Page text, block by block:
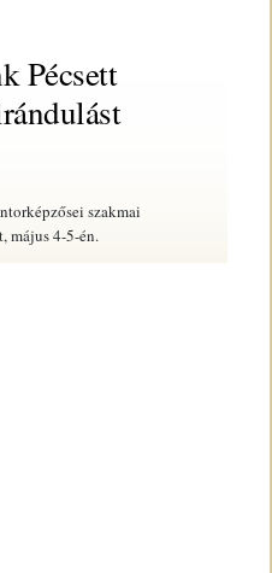
Pécsett
szakmai
május 4-5-én.